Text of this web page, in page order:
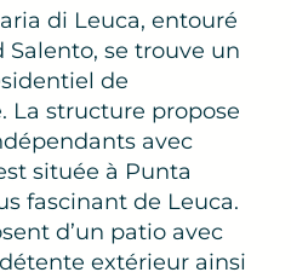
di Leuca, entouré
se trouve un
de
La structure propose
avec
située à Punta
fascinant de Leuca.
d’un patio avec
extérieur ainsi